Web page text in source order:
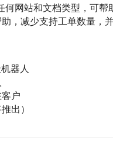
何网站和文档类型，可帮
，减少支持工单数量，
器人
户
出）